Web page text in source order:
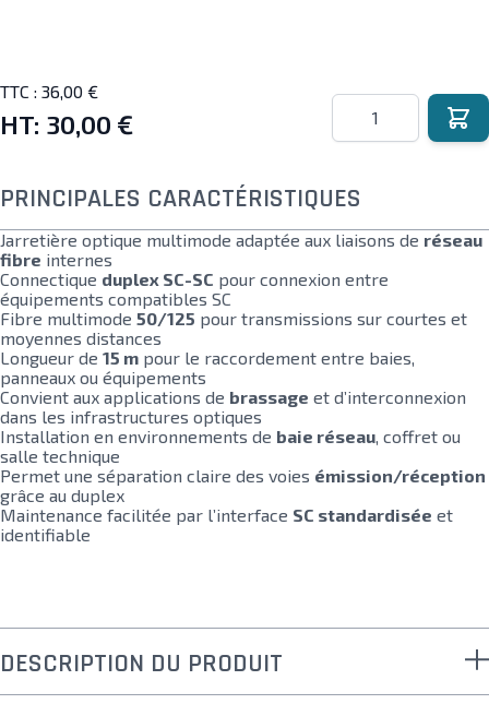
TTC : 36,00 €
HT: 30,00 €
Quantité
PRINCIPALES CARACTÉRISTIQUES
Jarretière optique multimode adaptée aux liaisons de réseau
fibre internes
Connectique duplex SC-SC pour connexion entre
équipements compatibles SC
Fibre multimode 50/125 pour transmissions sur courtes et
moyennes distances
Longueur de 15 m pour le raccordement entre baies,
panneaux ou équipements
Convient aux applications de brassage et d’interconnexion
dans les infrastructures optiques
Installation en environnements de baie réseau, coffret ou
salle technique
Permet une séparation claire des voies émission/réception
grâce au duplex
Maintenance facilitée par l’interface SC standardisée et
identifiable
DESCRIPTION DU PRODUIT